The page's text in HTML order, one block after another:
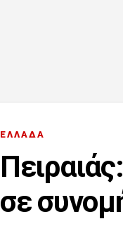
ΕΛΛΑΔΑ
σε